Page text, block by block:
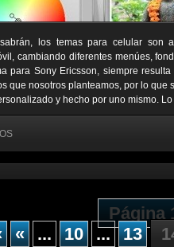
los temas para celular son
cambiando diferentes menúes,
para Sony Ericsson, siempre
que nosotros planteamos, por lo
y hecho por uno mismo.
Página
« ... 10 ... 13